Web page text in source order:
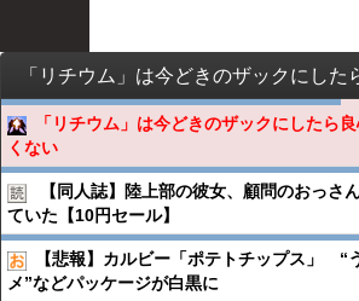
「リチウム」は今どきのザックにしたら
くない
【同人誌】陸上部の彼女、顧問のおっさ
ていた【10円セール】
【悲報】カルビー「ポテトチップス」 “
メ”などパッケージが白黒に